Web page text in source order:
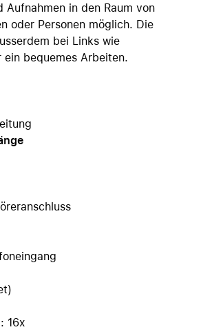
Aufnahmen in den Raum von
oder Personen möglich. Die
bei Links­ wie
ein bequemes Arbeiten.
16x